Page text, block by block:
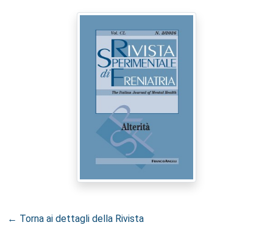
← Torna ai dettagli della Rivista